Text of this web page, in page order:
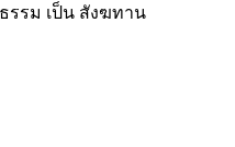
รรม เป็น สังฆทาน